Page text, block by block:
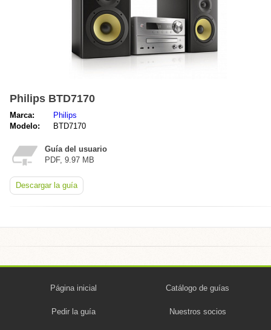
Philips BTD7170
Marca:
Philips
Modelo:
BTD7170
Guía del usuario
PDF, 9.97 MB
Descargar la guía
Página inicial Catálogo de guías
Pedir la guía Nuestros socios